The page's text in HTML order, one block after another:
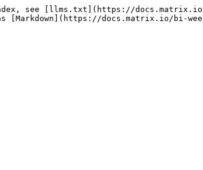
see [llms.txt](https://
[Markdown](https://docs.matrix.io/bi-